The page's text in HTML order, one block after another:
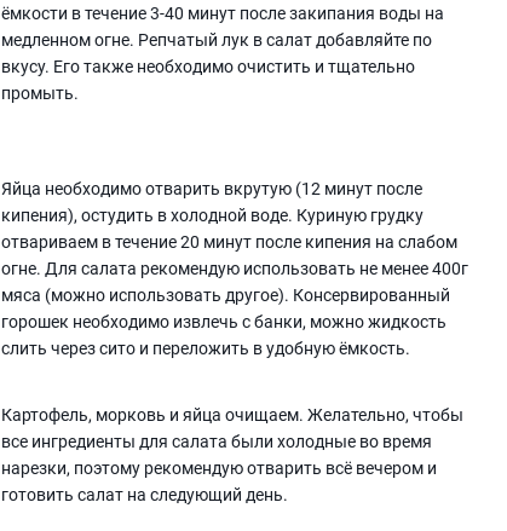
ёмкости в течение 3-40 минут после закипания воды на
медленном огне. Репчатый лук в салат добавляйте по
вкусу. Его также необходимо очистить и тщательно
промыть.
Яйца необходимо отварить вкрутую (12 минут после
кипения), остудить в холодной воде. Куриную грудку
отвариваем в течение 20 минут после кипения на слабом
огне. Для салата рекомендую использовать не менее 400г
мяса (можно использовать другое). Консервированный
горошек необходимо извлечь с банки, можно жидкость
слить через сито и переложить в удобную ёмкость.
Картофель, морковь и яйца очищаем. Желательно, чтобы
все ингредиенты для салата были холодные во время
нарезки, поэтому рекомендую отварить всё вечером и
готовить салат на следующий день.